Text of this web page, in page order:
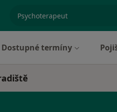
Dostupné termíny